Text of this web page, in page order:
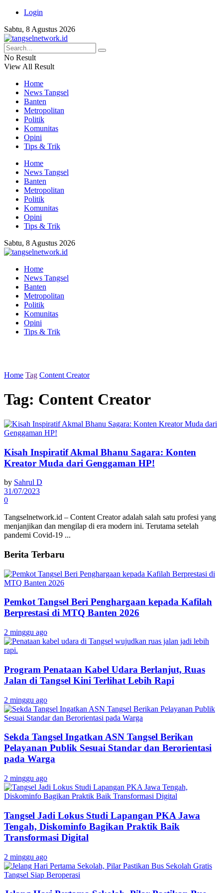
Login
Sabtu, 8 Agustus 2026
No Result
View All Result
Home
News Tangsel
Banten
Metropolitan
Politik
Komunitas
Opini
Tips & Trik
Home
News Tangsel
Banten
Metropolitan
Politik
Komunitas
Opini
Tips & Trik
Sabtu, 8 Agustus 2026
Home
News Tangsel
Banten
Metropolitan
Politik
Komunitas
Opini
Tips & Trik
Home Tag Content Creator
Tag: Content Creator
Kisah Inspiratif Akmal Bhanu Sagara: Konten
Kreator Muda dari Genggaman HP!
by Sahrul D
31/07/2023
0
Tangselnetwork.id – Content Creator adalah salah satu profesi yang
menjanjikan dan mengilap di era modern ini. Terutama setelah
pandemi Covid-19 ...
Berita Terbaru
Pemkot Tangsel Beri Penghargaan kepada Kafilah
Berprestasi di MTQ Banten 2026
2 minggu ago
Program Penataan Kabel Udara Berlanjut, Ruas
Jalan di Tangsel Kini Terlihat Lebih Rapi
2 minggu ago
Sekda Tangsel Ingatkan ASN Tangsel Berikan
Pelayanan Publik Sesuai Standar dan Berorientasi
pada Warga
2 minggu ago
Tangsel Jadi Lokus Studi Lapangan PKA Jawa
Tengah, Diskominfo Bagikan Praktik Baik
Transformasi Digital
2 minggu ago